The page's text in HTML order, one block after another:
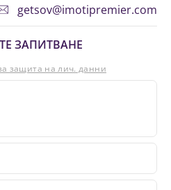
getsov@imotipremier.com
ЗАПИТВАНЕ
защита на лич. данни